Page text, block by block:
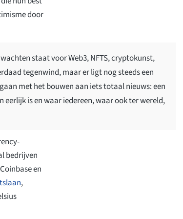
door
staat voor Web3, NFTS, cryptokunst,
tegenwind, maar er ligt nog steeds een
met het bouwen aan iets totaal nieuws: een
is en waar iedereen, waar ook ter wereld,
bedrijven
en
,